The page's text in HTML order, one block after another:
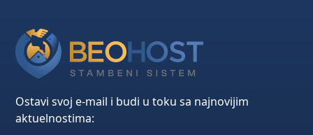
Ostavi svoj e-mail i budi u toku sa najnovijim
aktuelnostima: